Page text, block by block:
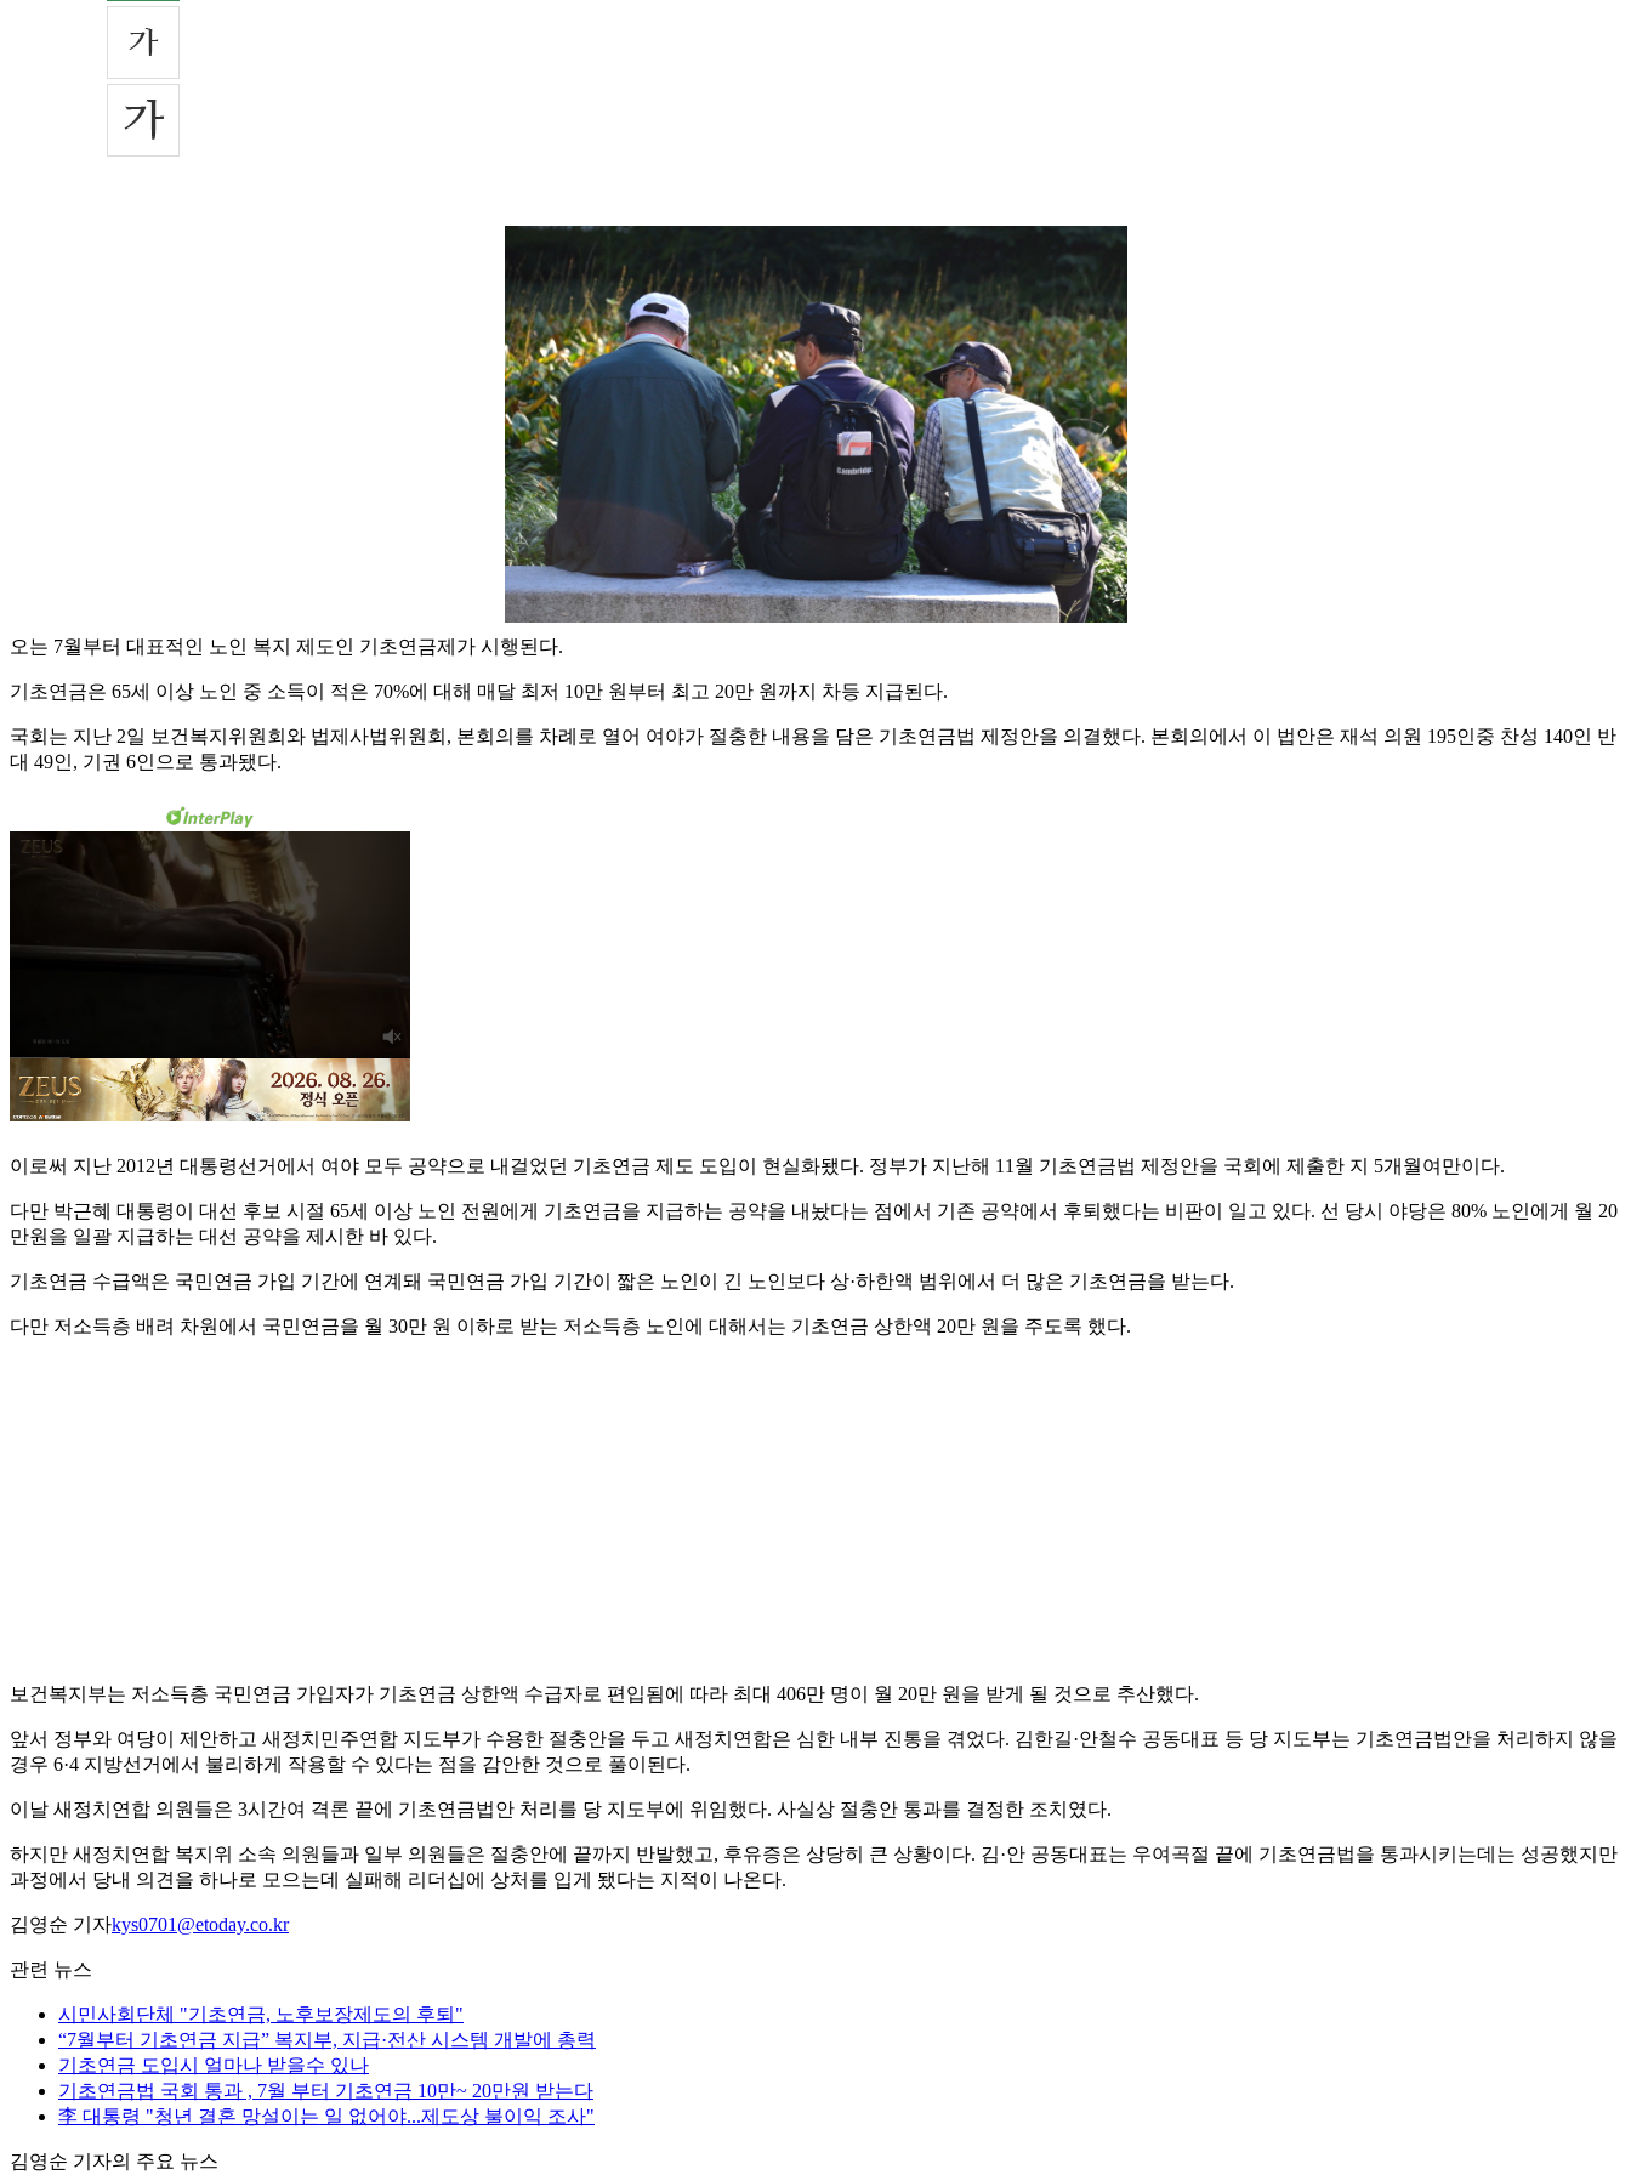
오는 7월부터 대표적인 노인 복지 제도인 기초연금제가 시행된다.
기초연금은 65세 이상 노인 중 소득이 적은 70%에 대해 매달 최저 10만 원부터 최고 20만 원까지 차등 지급된다.
국회는 지난 2일 보건복지위원회와 법제사법위원회, 본회의를 차례로 열어 여야가 절충한 내용을 담은 기초연금법 제정안을 의결했다. 본회의에서 이 법안은 재석 의원 195인중 찬성 140인 반
대 49인, 기권 6인으로 통과됐다.
이로써 지난 2012년 대통령선거에서 여야 모두 공약으로 내걸었던 기초연금 제도 도입이 현실화됐다. 정부가 지난해 11월 기초연금법 제정안을 국회에 제출한 지 5개월여만이다.
다만 박근혜 대통령이 대선 후보 시절 65세 이상 노인 전원에게 기초연금을 지급하는 공약을 내놨다는 점에서 기존 공약에서 후퇴했다는 비판이 일고 있다. 선 당시 야당은 80% 노인에게 월 20
만원을 일괄 지급하는 대선 공약을 제시한 바 있다.
기초연금 수급액은 국민연금 가입 기간에 연계돼 국민연금 가입 기간이 짧은 노인이 긴 노인보다 상·하한액 범위에서 더 많은 기초연금을 받는다.
다만 저소득층 배려 차원에서 국민연금을 월 30만 원 이하로 받는 저소득층 노인에 대해서는 기초연금 상한액 20만 원을 주도록 했다.
보건복지부는 저소득층 국민연금 가입자가 기초연금 상한액 수급자로 편입됨에 따라 최대 406만 명이 월 20만 원을 받게 될 것으로 추산했다.
앞서 정부와 여당이 제안하고 새정치민주연합 지도부가 수용한 절충안을 두고 새정치연합은 심한 내부 진통을 겪었다. 김한길·안철수 공동대표 등 당 지도부는 기초연금법안을 처리하지 않을
경우 6·4 지방선거에서 불리하게 작용할 수 있다는 점을 감안한 것으로 풀이된다.
이날 새정치연합 의원들은 3시간여 격론 끝에 기초연금법안 처리를 당 지도부에 위임했다. 사실상 절충안 통과를 결정한 조치였다.
하지만 새정치연합 복지위 소속 의원들과 일부 의원들은 절충안에 끝까지 반발했고, 후유증은 상당히 큰 상황이다. 김·안 공동대표는 우여곡절 끝에 기초연금법을 통과시키는데는 성공했지만
과정에서 당내 의견을 하나로 모으는데 실패해 리더십에 상처를 입게 됐다는 지적이 나온다.
김영순 기자kys0701@etoday.co.kr
관련 뉴스
시민사회단체 "기초연금, 노후보장제도의 후퇴"
“7월부터 기초연금 지급” 복지부, 지급·전산 시스템 개발에 총력
기초연금 도입시 얼마나 받을수 있나
기초연금법 국회 통과 , 7월 부터 기초연금 10만~ 20만원 받는다
李 대통령 "청년 결혼 망설이는 일 없어야...제도상 불이익 조사"
김영순 기자의 주요 뉴스